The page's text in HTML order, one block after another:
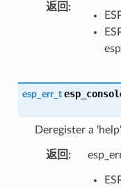
返回 :
esp_err_t
Deregister a
返回 :